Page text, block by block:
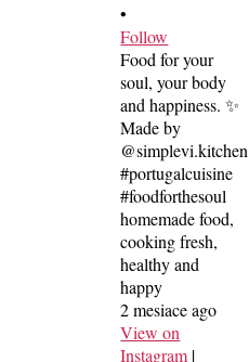
•
Follow
Food for your
soul, your body
and happiness. ✨
Made by
@simplevi.kitchen
#portugalcuisine
#foodforthesoul
homemade food,
cooking fresh,
healthy and
happy
2 mesiace ago
View on
Instagram |